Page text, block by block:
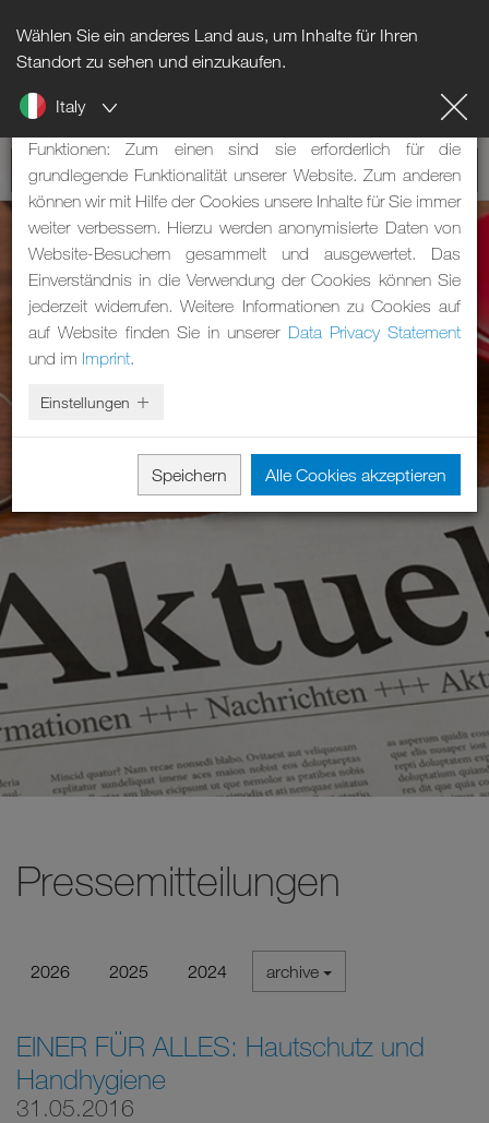
Wählen Sie ein anderes Land aus, um Inhalte für Ihren
Standort zu sehen und einzukaufen.
Italy
Pressemitteilungen
2026 2025 2024 archive
EINER FÜR ALLES: Hautschutz und
Handhygiene
31.05.2016
Hinweis zu Cookies
Unsere Webseite verwendet Cookies. Diese haben zwei
Funktionen: Zum einen sind sie erforderlich für die
grundlegende Funktionalität unserer Website. Zum anderen
können wir mit Hilfe der Cookies unsere Inhalte für Sie immer
weiter verbessern. Hierzu werden anonymisierte Daten von
Website-Besuchern gesammelt und ausgewertet. Das
Einverständnis in die Verwendung der Cookies können Sie
jederzeit widerrufen. Weitere Informationen zu Cookies auf
auf Website finden Sie in unserer Data Privacy Statement
und im Imprint.
Einstellungen
Speichern Alle Cookies akzeptieren